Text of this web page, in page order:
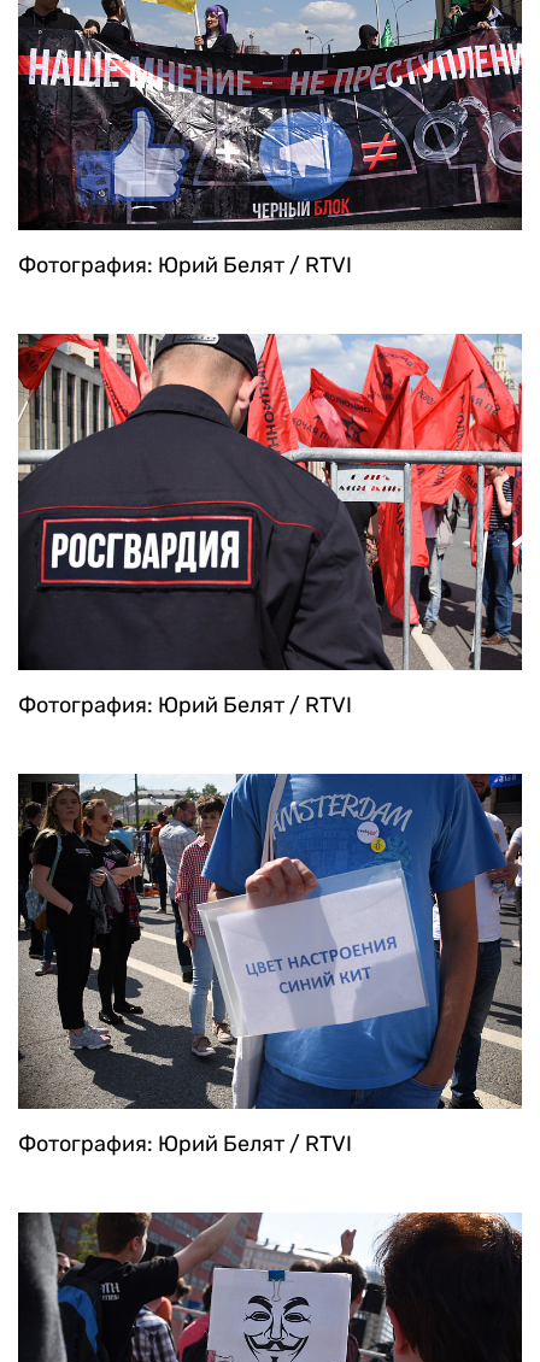
Фотография: Юрий Белят / RTVI
Фотография: Юрий Белят / RTVI
Фотография: Юрий Белят / RTVI